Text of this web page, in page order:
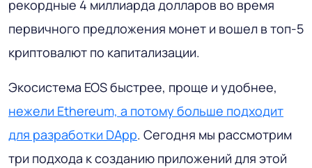
рекордные 4 миллиарда долларов во время
первичного предложения монет и вошел в топ-5
криптовалют по капитализации.
Экосистема EOS быстрее, проще и удобнее,
нежели Ethereum, а потому больше подходит
для разработки DApp. Сегодня мы рассмотрим
три подхода к созданию приложений для этой